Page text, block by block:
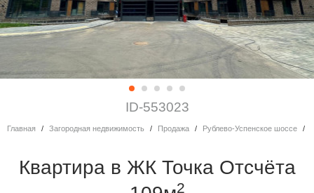
ID-553023
Главная Загородная недвижимость Продажа Рублево-Успенское шоссе
квартира в ЖК Точка Отсчёта
2